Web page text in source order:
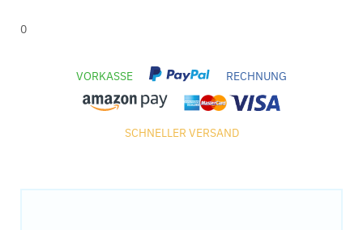
0
VORKASSE RECHNUNG
SCHNELLER VERSAND